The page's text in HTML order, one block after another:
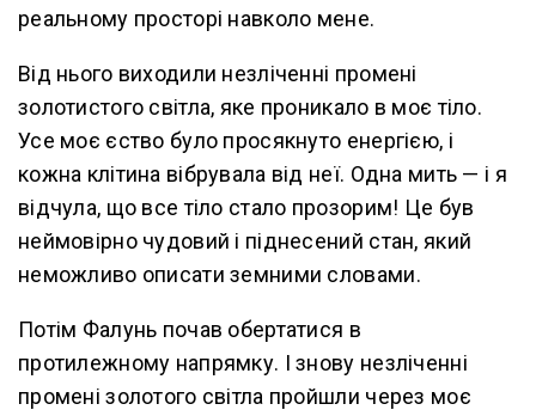
реальному просторі навколо мене.
Від нього виходили незліченні промені
золотистого світла, яке проникало в моє тіло.
Усе моє єство було просякнуто енергією, і
кожна клітина вібрувала від неї. Одна мить — і я
відчула, що все тіло стало прозорим! Це був
неймовірно чудовий і піднесений стан, який
неможливо описати земними словами.
Потім Фалунь почав обертатися в
протилежному напрямку. І знову незліченні
промені золотого світла пройшли через моє